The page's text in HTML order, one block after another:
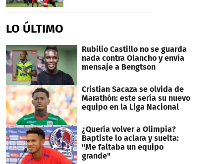
LO ÚLTIMO
Rubilio Castillo no se guarda
nada contra Olancho y envía
mensaje a Bengtson
Cristian Sacaza se olvida de
Marathón: este sería su nuevo
equipo en la Liga Nacional
¿Quería volver a Olimpia?
Baptiste lo aclara y suelta:
"Me faltaba un equipo
grande"